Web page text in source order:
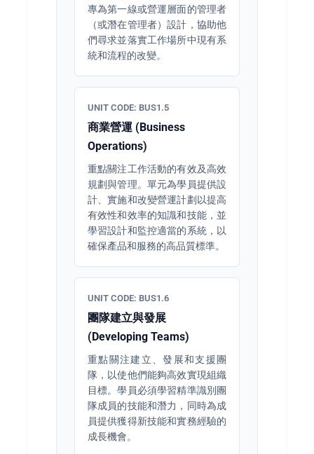
專為第一線或營運層面的管理者
（或潛在管理者）設計，協助他
們尋求並落實工作場所中現有系
統和流程的改變。
UNIT CODE: BUS1.5
商業營運 (Business
Operations)
重點關注工作活動的有效及高效
規劃與管理。單元為學員提供設
計、實施和改變營運計劃以提高
有效性和效率的知識和技能，並
學習設計和監控適當的系統，以
確保產品和服務的高品質標準。
UNIT CODE: BUS1.6
團隊建立與發展
(Developing Teams)
重點關注建立、發展和支援團
隊，以使他們能夠高效實現組織
目標。學員必須學習精準識別團
隊成員的技能和潛力，同時為成
員提供獲得新技能和實務經驗的
成長機會。